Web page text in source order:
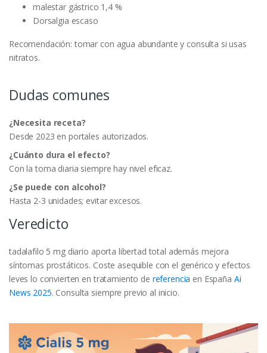
malestar gástrico 1,4 %
Dorsalgia escaso
Recomendación: tomar con agua abundante y consulta si usas
nitratos.
Dudas comunes
¿Necesita receta?
Desde 2023 en portales autorizados.
¿Cuánto dura el efecto?
Con la toma diaria siempre hay nivel eficaz.
¿Se puede con alcohol?
Hasta 2-3 unidades; evitar excesos.
Veredicto
tadalafilo 5 mg diario aporta libertad total además mejora
síntomas prostáticos. Coste asequible con el genérico y efectos
leves lo convierten en tratamiento de referencia en España Ai
News 2025. Consulta siempre previo al inicio.